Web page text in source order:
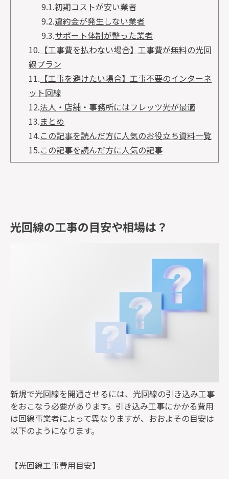
9.1.初期コストが安い業者
9.2.違約金が発生しない業者
9.3.サポート体制が整った業者
10. 【工事費を払わない場合】工事費が無料の光回
線プラン
11. 【工事を避けたい場合】工事不要のインターネ
ット回線
12.法人・店舗・事務所にはフレッツ光が最適
13.まとめ
14.この記事を読んだ方に人気のお役立ち資料一覧
15.この記事を読んだ方に人気の記事
光回線の工事の目安や相場は？
新規で光回線を開通させるには、光回線の引き込み工事
をおこなう必要があります。引き込み工事にかかる費用
は回線事業者によって異なりますが、おおよその目安は
以下のようになります。
【光回線工事費用目安】